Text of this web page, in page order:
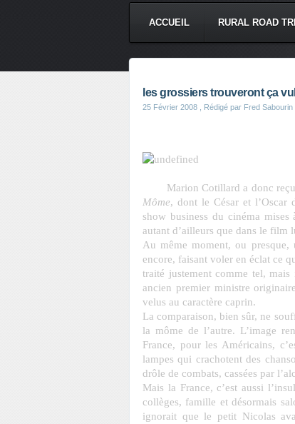
ACCUEIL RURAL ROAD
les grossiers trouveront ça
25 Février 2008 , Rédigé par Fred Sabourin
Marion Cotillard a donc reçu
Môme, dont le César et l’Oscar
show business du cinéma
autant d’ailleurs que dans le film
Au même moment, ou
encore, faisant voler en éclat ce
traité justement comme tel,
ancien premier ministre
velus au caractère caprin.
La comparaison, bien sûr, ne
la môme de l’autre. L’image
France, pour les Américains,
lampes qui crachotent des
drôle de combats, cassées par
Mais la France, c’est aussi
collèges, famille et désormais
ignorait que le petit Nicolas